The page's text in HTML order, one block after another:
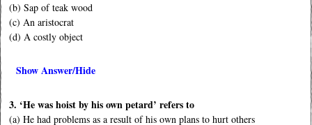
(b) Sap of teak wood
(c) An aristocrat
(d) A costly object
Show Answer/Hide
3. ‘He was hoist by his own petard’ refers to
(a) He had problems as a result of his own plans to hurt others